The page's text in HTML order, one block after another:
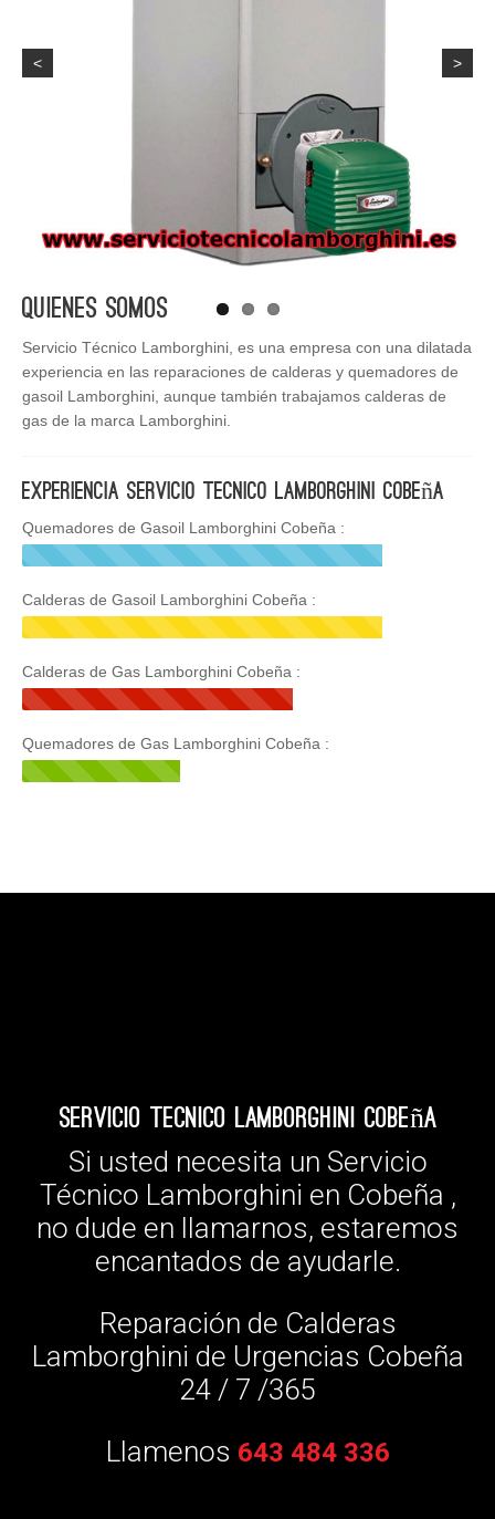
< >
Quienes Somos
Servicio Técnico Lamborghini, es una empresa con una dilatada
experiencia en las reparaciones de calderas y quemadores de
gasoil Lamborghini, aunque también trabajamos calderas de
gas de la marca Lamborghini.
Experiencia Servicio Tecnico Lamborghini Cobeña
Quemadores de Gasoil Lamborghini Cobeña :
Calderas de Gasoil Lamborghini Cobeña :
Calderas de Gas Lamborghini Cobeña :
Quemadores de Gas Lamborghini Cobeña :
Servicio Tecnico Lamborghini Cobeña
Si usted necesita un Servicio
Técnico Lamborghini en Cobeña ,
no dude en llamarnos, estaremos
encantados de ayudarle.
Reparación de Calderas
Lamborghini de Urgencias Cobeña
24 / 7 /365
Llamenos 643 484 336